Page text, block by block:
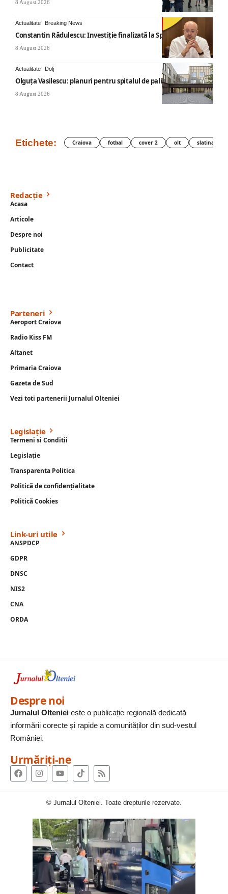
8 August 2026
Actualitate Breaking News
Constantin Rădulescu: Investiție finalizată la Spitalul Mihăești
8 August 2026
Actualitate Dolj
Olguța Vasilescu: planuri pentru spitalul de paliație
8 August 2026
Etichete: Craiova fotbal cover 2 olt slatina
Redacție
Acasa
Articole
Despre noi
Publicitate
Contact
Parteneri
Aeroport Craiova
Radio Kiss FM
Altanet
Primaria Craiova
Gazeta de Sud
Vezi toti partenerii Jurnalul Olteniei
Legislație
Termeni si Conditii
Legislație
Transparenta Politica
Politică de confidențialitate
Politică Cookies
Link-uri utile
ANSPDCP
GDPR
DNSC
NIS2
CNA
ORDA
Despre noi
Jurnalul Olteniei este o publicație regională dedicată
informării corecte și rapide a comunităților din sud-vestul
României.
Urmăriți-ne
© Jurnalul Olteniei. Toate drepturile rezervate.